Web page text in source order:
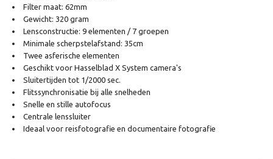
Filter maat: 62mm
Gewicht: 320 gram
Lensconstructie: 9 elementen / 7 groepen
Minimale scherpstelafstand: 35cm
Twee asferische elementen
Geschikt voor Hasselblad X System camera's
Sluitertijden tot 1/2000 sec.
Flitssynchronisatie bij alle snelheden
Snelle en stille autofocus
Centrale lenssluiter
Ideaal voor reisfotografie en documentaire fotografie